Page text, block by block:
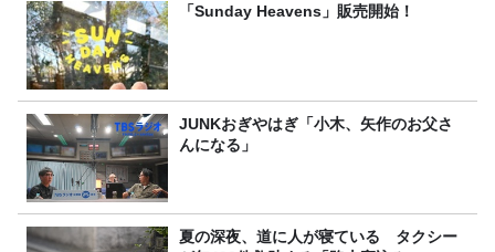
「Sunday Heavens」販売開始！
JUNKおぎやはぎ「小木、矢作のお父さ
んになる」
夏の深夜、道に人が寝ている タクシー